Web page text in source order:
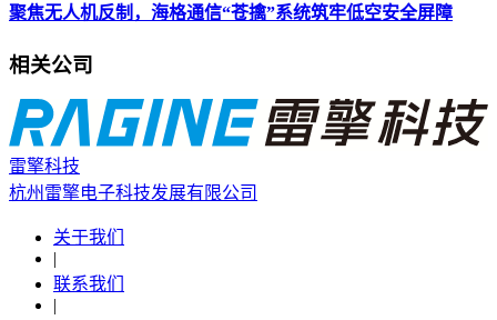
聚焦无人机反制，海格通信“苍擒”系统筑牢低空安全屏障
相关公司
雷擎科技
杭州雷擎电子科技发展有限公司
关于我们
|
联系我们
|